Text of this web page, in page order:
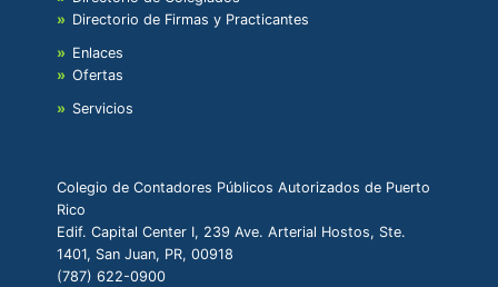
Directorio de Firmas y Practicantes
Enlaces
Ofertas
Servicios
Colegio de Contadores Públicos Autorizados de Puerto
Rico
Edif. Capital Center I, 239 Ave. Arterial Hostos, Ste.
1401, San Juan, PR, 00918
(787) 622-0900